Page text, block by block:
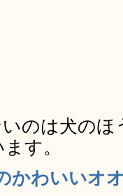
いのは犬の
す。
かわいいオ